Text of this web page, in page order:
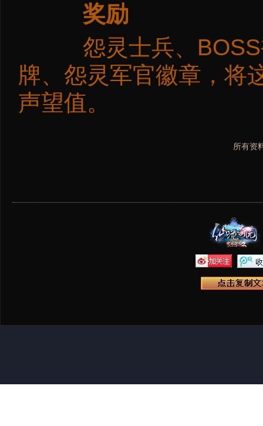
奖励
怨灵士兵、BOSS
牌、怨灵军官徽章，将
声望值。
所有资